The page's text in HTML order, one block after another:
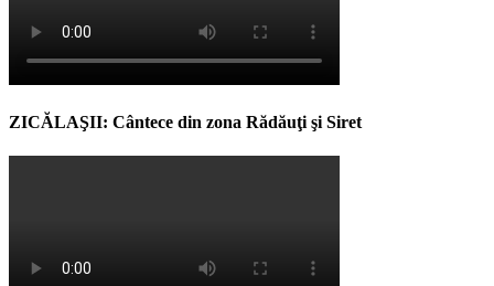
ZICĂLAŞII: Cântece din zona Rădăuţi şi Siret